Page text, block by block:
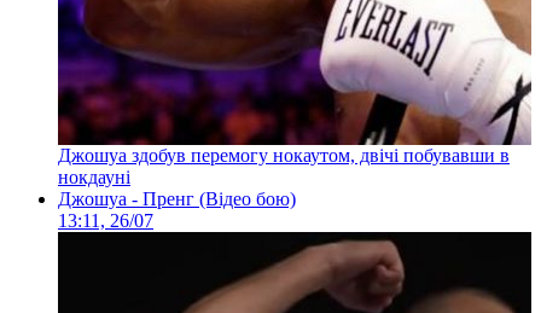
Джошуа здобув перемогу нокаутом, двічі побувавши в
нокдауні
Джошуа - Пренг (Відео бою)
13:11, 26/07